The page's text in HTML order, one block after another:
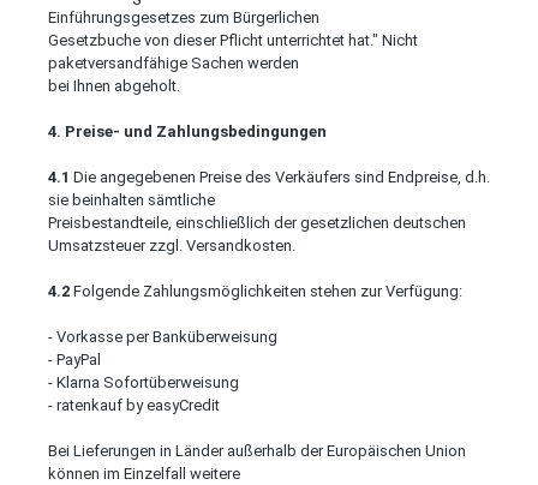
Einführungsgesetzes zum Bürgerlichen
Gesetzbuche von dieser Pflicht unterrichtet hat." Nicht
paketversandfähige Sachen werden
bei Ihnen abgeholt.
4. Preise- und Zahlungsbedingungen
4.1 Die angegebenen Preise des Verkäufers sind Endpreise, d.h.
sie beinhalten sämtliche
Preisbestandteile, einschließlich der gesetzlichen deutschen
Umsatzsteuer zzgl. Versandkosten.
4.2 Folgende Zahlungsmöglichkeiten stehen zur Verfügung:
- Vorkasse per Banküberweisung
- PayPal
- Klarna Sofortüberweisung
- ratenkauf by easyCredit
Bei Lieferungen in Länder außerhalb der Europäischen Union
können im Einzelfall weitere